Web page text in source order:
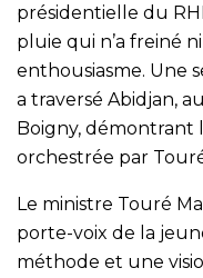
présidentielle du
pluie qui n’a freiné
enthousiasme. Une
a traversé Abidjan,
Boigny, démontrant
orchestrée par
Le ministre Touré
porte-voix de la
méthode et une